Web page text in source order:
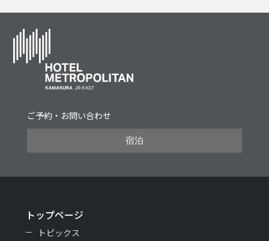
ご予約・お問い合わせ
宿泊
トップページ
トピックス